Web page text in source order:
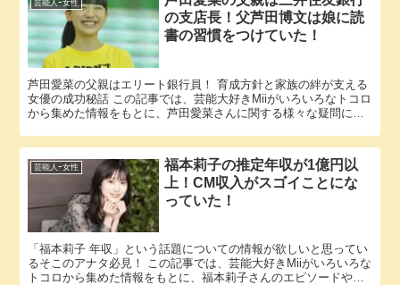
芸能人ｰ女性
の支店長！父芦田博文は娘に読
書の習慣をつけていた！
芦田愛菜の父親はエリート銀行員！ 育成方針と家族の絆が支える
女優の成功秘話 この記事では、芸能大好きMiiがいろいろなトコロ
から集めた情報をもとに、芦田愛菜さんに関する様々な疑問に答
芸能人ｰ女性
福本莉子の推定年収が1億円以
上！CM収入がスゴイことにな
っていた！
「福本莉子 年収」という話題についての情報が欲しいと思ってい
るそこのアナタ必見！ この記事では、芸能大好きMiiがいろいろな
トコロから集めた情報をもとに、福本莉子さんのエピソードや彼